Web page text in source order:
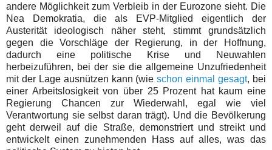
andere Möglichkeit zum Verbleib in der Eurozone sieht. Die
Nea Demokratia, die als EVP-Mitglied eigentlich der
Austerität ideologisch näher steht, stimmt grundsätzlich
gegen die Vorschläge der Regierung, in der Hoffnung,
dadurch eine politische Krise und Neuwahlen
herbeizuführen, bei der sie die allgemeine Unzufriedenheit
mit der Lage ausnützen kann (wieschon einmal gesagt, bei
einer Arbeitslosigkeit von über 25 Prozent hat kaum eine
Regierung Chancen zur Wiederwahl, egal wie viel
Verantwortung sie selbst daran trägt). Und die Bevölkerung
geht derweil auf die Straße, demonstriert und streikt und
entwickelt einen zunehmenden Hass auf alles, was das